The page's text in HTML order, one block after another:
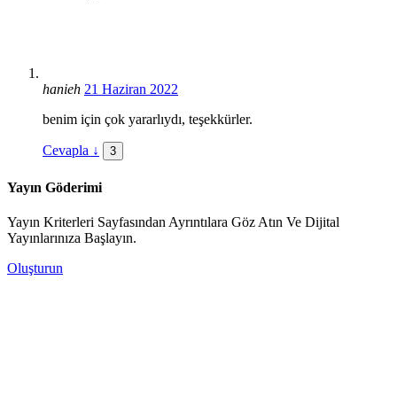
hanieh 21 Haziran 2022
benim için çok yararlıydı, teşekkürler.
Cevapla ↓ 3
Yayın Göderimi
Yayın Kriterleri Sayfasından Ayrıntılara Göz Atın Ve Dijital
Yayınlarınıza Başlayın.
Oluşturun